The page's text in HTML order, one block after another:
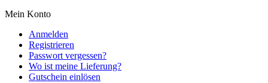
Mein Konto
Anmelden
Registrieren
Passwort vergessen?
Wo ist meine Lieferung?
Gutschein einlösen